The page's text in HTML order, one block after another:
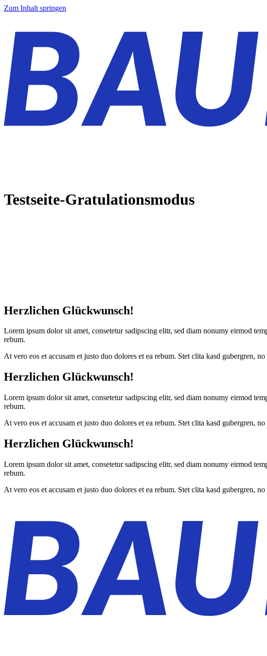
Zum Inhalt springen
Testseite-Gratulationsmodus
Herzlichen Glückwunsch!
Lorem ipsum dolor sit amet, consetetur sadipscing elitr, sed diam nonumy eirmod
rebum.
At vero eos et accusam et justo duo dolores et ea rebum. Stet clita kasd gubergren,
Herzlichen Glückwunsch!
Lorem ipsum dolor sit amet, consetetur sadipscing elitr, sed diam nonumy eirmod
rebum.
At vero eos et accusam et justo duo dolores et ea rebum. Stet clita kasd gubergren,
Herzlichen Glückwunsch!
Lorem ipsum dolor sit amet, consetetur sadipscing elitr, sed diam nonumy eirmod
rebum.
At vero eos et accusam et justo duo dolores et ea rebum. Stet clita kasd gubergren,